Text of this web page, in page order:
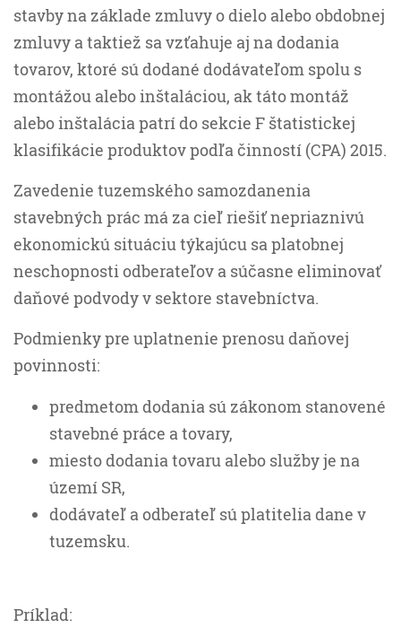
stavby na základe zmluvy o dielo alebo obdobnej
zmluvy a taktiež sa vzťahuje aj na dodania
tovarov, ktoré sú dodané dodávateľom spolu s
montážou alebo inštaláciou, ak táto montáž
alebo inštalácia patrí do sekcie F štatistickej
klasifikácie produktov podľa činností (CPA) 2015.
Zavedenie tuzemského samozdanenia
stavebných prác má za cieľ riešiť nepriaznivú
ekonomickú situáciu týkajúcu sa platobnej
neschopnosti odberateľov a súčasne eliminovať
daňové podvody v sektore stavebníctva.
Podmienky pre uplatnenie prenosu daňovej
povinnosti:
predmetom dodania sú zákonom stanovené
stavebné práce a tovary,
miesto dodania tovaru alebo služby je na
území SR,
dodávateľ a odberateľ sú platitelia dane v
tuzemsku.
Príklad: